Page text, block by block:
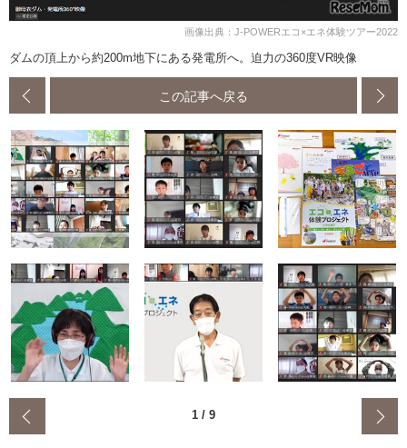
画像出典：J-POWERエコ×エネ体験ツアー2022
ダムの頂上から約200m地下にある発電所へ。迫力の360度VR映像
この記事へ戻る
1 / 9